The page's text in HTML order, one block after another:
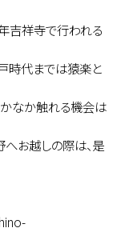
吉祥寺で行われる
時代までは猿楽と
なか触れる機会は
へお越しの際は、是